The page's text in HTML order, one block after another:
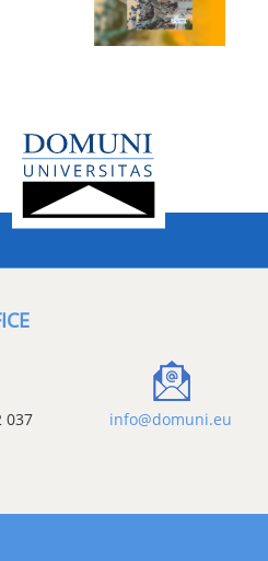
037 info@domuni.eu